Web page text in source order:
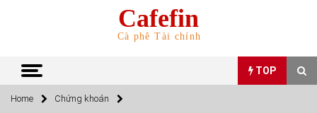
Cafefin
Cà phê Tài chính
TOP
TOP
Home Chứng khoán